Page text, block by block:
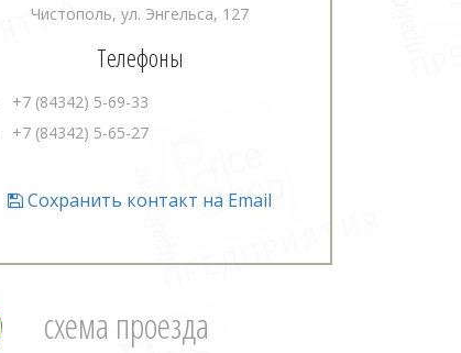
Чистополь, ул. Энгельса, 127
Телефоны
+7 (84342) 5-69-33
+7 (84342) 5-65-27
Сохранить контакт на Email
схема проезда